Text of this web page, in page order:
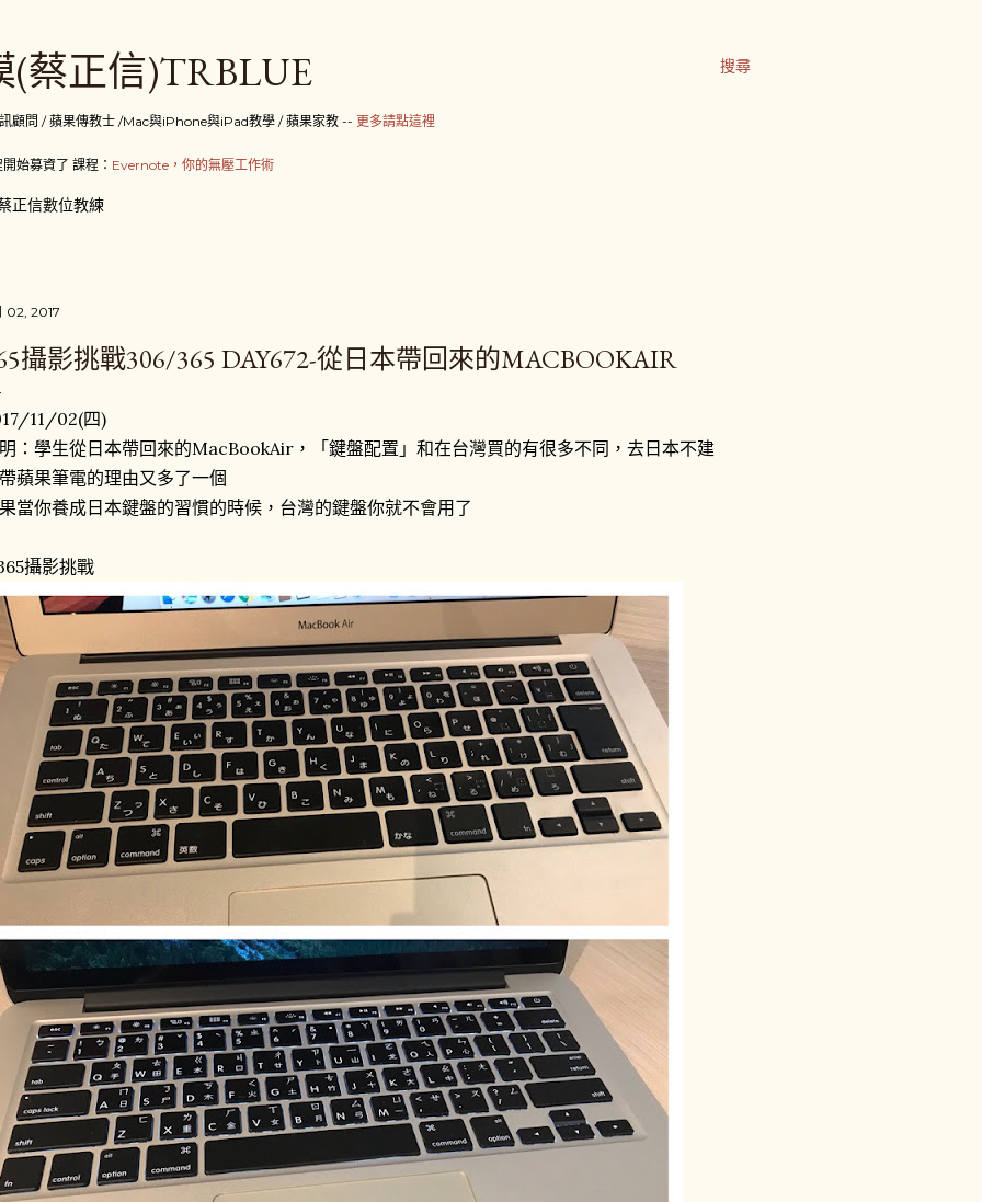
搜尋
(蔡正信)TRBLUE
顧問 / 蘋果傳教士 /Mac與iPhone與iPad教學 / 蘋果家教 -- 更多請點這裡
始募資了 課程： Evernote，你的無壓工作術
正信數位教練
02, 2017
攝影挑戰306/365 DAY672-從日本帶回來的MACBOOKAIR
11/02(四)
：學生從日本帶回來的MacBookAir，「鍵盤配置」和在台灣買的有很多不同，去日本不建
蘋果筆電的理由又多了一個
當你養成日本鍵盤的習慣的時候，台灣的鍵盤你就不會用了
攝影挑戰